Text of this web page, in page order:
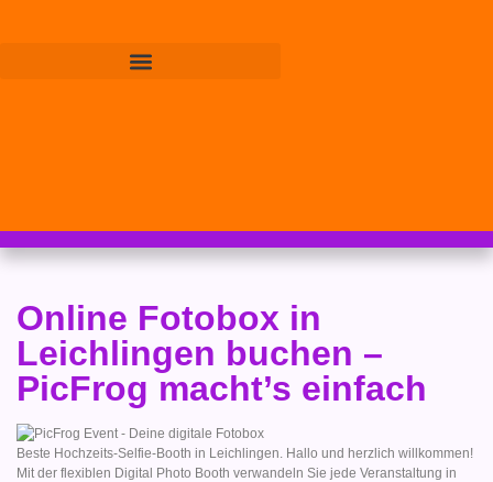
Online Fotobox in
Leichlingen buchen –
PicFrog macht’s einfach
Beste Hochzeits-Selfie-Booth in Leichlingen. Hallo und herzlich willkommen!
Mit der flexiblen Digital Photo Booth verwandeln Sie jede Veranstaltung in